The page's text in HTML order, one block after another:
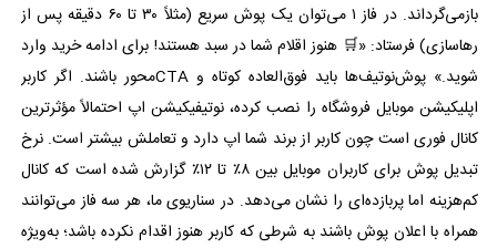
بازمی‌گرداند. در فاز ۱ می‌توان یک پوش سریع (مثلاً ۳۰ تا ۶۰ دقیقه پس از
رهاسازی) فرستاد: «🛒 هنوز اقلام شما در سبد هستند! برای ادامه خرید وارد
شوید.» پوش‌نوتیف‌ها باید فوق‌العاده کوتاه و CTAمحور باشند. اگر کاربر
اپلیکیشن موبایل فروشگاه را نصب کرده، نوتیفیکیشن اپ احتمالاً مؤثرترین
کانال فوری است چون کاربر از برند شما اپ دارد و تعاملش بیشتر است. نرخ
تبدیل پوش برای کاربران موبایل بین ۸٪ تا ۱۲٪ گزارش شده است که کانال
کم‌هزینه اما پربازده‌ای را نشان می‌دهد. در سناریوی ما، هر سه فاز می‌توانند
همراه با اعلان پوش باشند به شرطی که کاربر هنوز اقدام نکرده باشد؛ به‌ویژه